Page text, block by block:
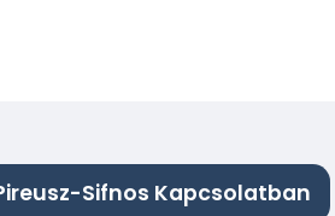
Sifnos Kapcsolatban